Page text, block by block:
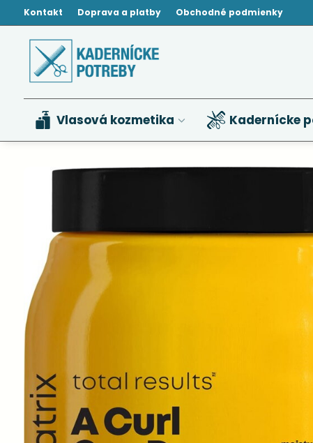
Kontakt Doprava a platby Obchodné podmienky
Vlasová kozmetika Kadernícke